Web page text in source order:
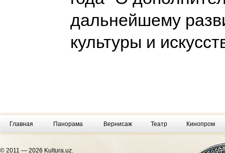
дальнейшему
культуры и
Главная Панорама Вернисаж Театр Кинопром
© 2011 — 2026 Kultura.uz.